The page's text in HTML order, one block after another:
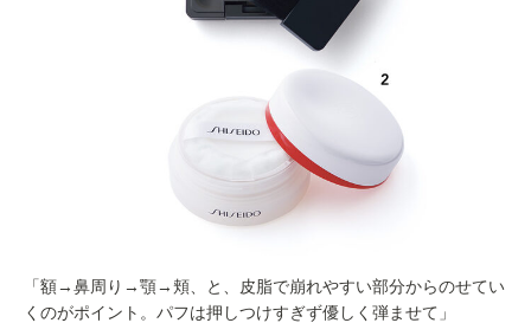
「額→鼻周り→顎→頬、と、皮脂で崩れやすい部分からのせてい
くのがポイント。パフは押しつけすぎず優しく弾ませて」